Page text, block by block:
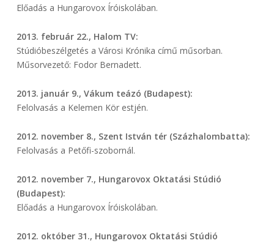
Előadás a Hungarovox Íróiskolában.
2013. február 22., Halom TV:
Stúdióbeszélgetés a Városi Krónika című műsorban.
Műsorvezető: Fodor Bernadett.
2013. január 9., Vákum teázó (Budapest):
Felolvasás a Kelemen Kör estjén.
2012. november 8., Szent István tér (Százhalombatta):
Felolvasás a Petőfi-szobornál.
2012. november 7., Hungarovox Oktatási Stúdió
(Budapest):
Előadás a Hungarovox Íróiskolában.
2012. október 31., Hungarovox Oktatási Stúdió